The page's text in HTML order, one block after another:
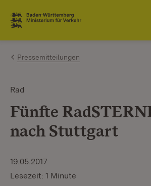
Zum Inhalt springen
Link zur Startseite
Pressemitteilungen
Rad
Fünfte
nach Stuttgart
19.05.2017
Lesezeit: 1 Minute